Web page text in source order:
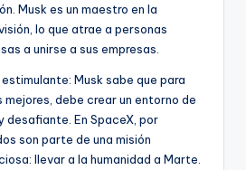
Musk es un maestro en la
lo que atrae a personas
a unirse a sus empresas.
Musk sabe que para
debe crear un entorno de
desafiante. En SpaceX, por
son parte de una misión
llevar a la humanidad a Marte.